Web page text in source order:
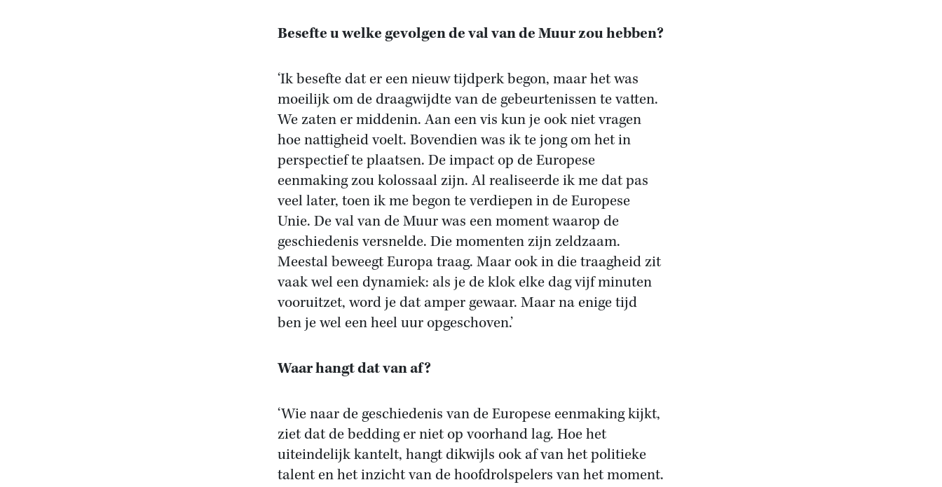
Besefte u welke gevolgen de val van de Muur zou hebben?
‘Ik besefte dat er een nieuw tijdperk begon, maar het was
moeilijk om de draagwijdte van de gebeurtenissen te vatten.
We zaten er middenin. Aan een vis kun je ook niet vragen
hoe nattigheid voelt. Bovendien was ik te jong om het in
perspectief te plaatsen. De impact op de Europese
eenmaking zou kolossaal zijn. Al realiseerde ik me dat pas
veel later, toen ik me begon te verdiepen in de Europese
Unie. De val van de Muur was een moment waarop de
geschiedenis versnelde. Die momenten zijn zeldzaam.
Meestal beweegt Europa traag. Maar ook in die traagheid zit
vaak wel een dynamiek: als je de klok elke dag vijf minuten
vooruitzet, word je dat amper gewaar. Maar na enige tijd
ben je wel een heel uur opgeschoven.’
Waar hangt dat van af?
‘Wie naar de geschiedenis van de Europese eenmaking kijkt,
ziet dat de bedding er niet op voorhand lag. Hoe het
uiteindelijk kantelt, hangt dikwijls ook af van het politieke
talent en het inzicht van de hoofdrolspelers van het moment.